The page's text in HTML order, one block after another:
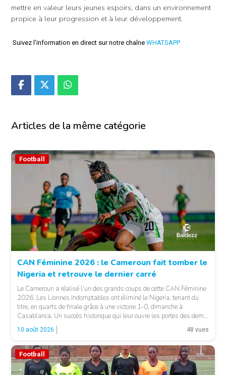
mettre en valeur leurs jeunes espoirs, dans un environnement
propice à leur progression et à leur développement.
Suivez l'information en direct sur notre chaîne WHATSAPP
Articles de la même catégorie
Football
CAN Féminine 2026 : le Cameroun fait tomber le
Nigeria et retrouve le dernier carré
Le Cameroun a réalisé l’un des grands coups de cette CAN Féminine
2026. Les Lionnes Indomptables ont éliminé le Nigeria, tenant du
titre, en quarts de finale grâce à une victoire 1-0, dimanche à
Casablanca. Un succès historique qui leur ouvre les portes des demi-
finales et leur offre également une qualification pour la Coupe du […]
10 août 2026 48 vues
Football